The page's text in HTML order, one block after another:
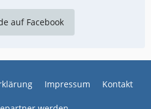
auf Facebook
Impressum Kontakt